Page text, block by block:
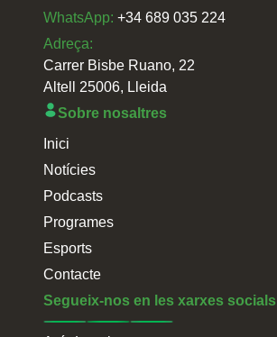
WhatsApp: +34 689 035 224
Adreça:
Carrer Bisbe Ruano, 22
Altell 25006, Lleida
Sobre nosaltres
Inici
Notícies
Podcasts
Programes
Esports
Contacte
Segueix-nos en les xarxes socials